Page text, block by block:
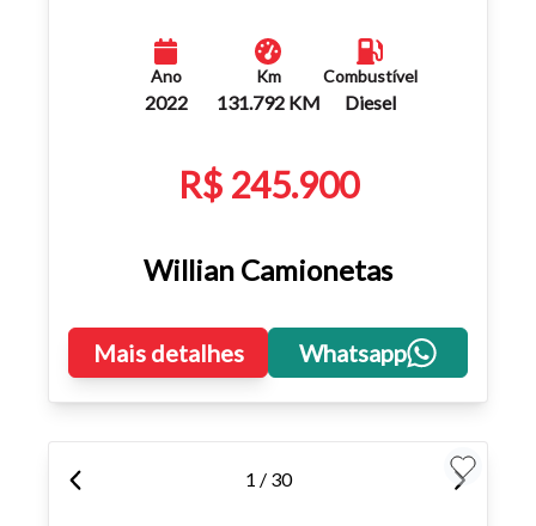
Ano
2022
Km
131.792 KM
Combustível
Diesel
R$ 245.900
Willian Camionetas
Mais detalhes Whatsapp
1 / 30